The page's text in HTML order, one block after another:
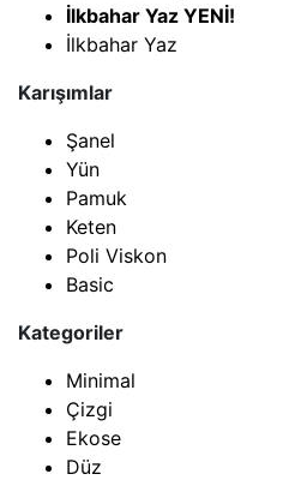
İlkbahar Yaz YENİ!
İlkbahar Yaz
Karışımlar
Şanel
Yün
Pamuk
Keten
Poli Viskon
Basic
Kategoriler
Minimal
Çizgi
Ekose
Düz